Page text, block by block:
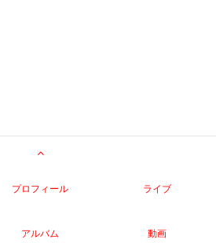
プロフィール ライブ
アルバム 動画